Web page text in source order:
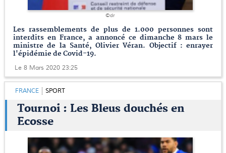
©dr
Les rassemblements de plus de 1.000 personnes sont
interdits en France, a annoncé ce dimanche 8 mars le
ministre de la Santé, Olivier Véran. Objectif : enrayer
l'épidémie de Covid-19.
Le 8 Mars 2020 23:25
FRANCE SPORT
Tournoi : Les Bleus douchés en
Ecosse